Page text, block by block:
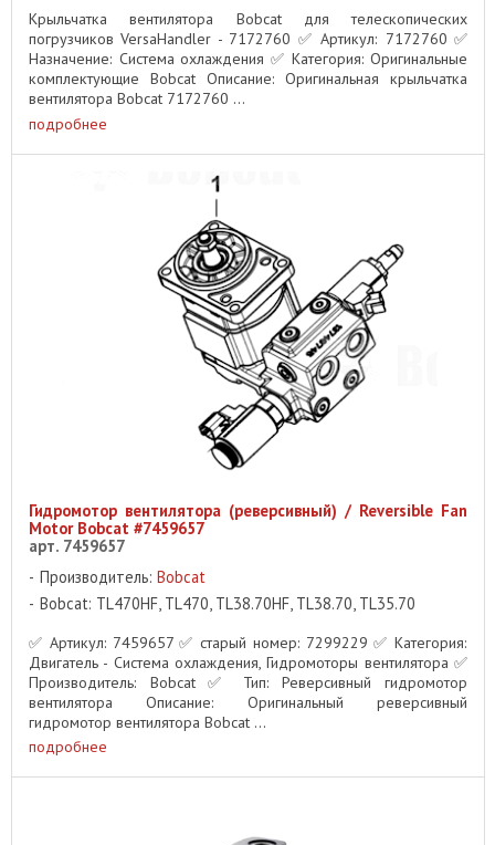
Крыльчатка вентилятора Bobcat для телескопических
погрузчиков VersaHandler - 7172760 ✅ Артикул: 7172760 ✅
Назначение: Система охлаждения ✅ Категория: Оригинальные
комплектующие Bobcat Описание: Оригинальная крыльчатка
вентилятора Bobcat 7172760 ...
подробнее
Гидромотор вентилятора (реверсивный) / Reversible Fan
Motor Bobcat #7459657
арт. 7459657
Производитель: Bobcat
Bobcat: TL470HF, TL470, TL38.70HF, TL38.70, TL35.70
✅ Артикул: 7459657 ✅ старый номер: 7299229 ✅ Категория:
Двигатель - Система охлаждения, Гидромоторы вентилятора ✅
Производитель: Bobcat ✅ Тип: Реверсивный гидромотор
вентилятора Описание: Оригинальный реверсивный
гидромотор вентилятора Bobcat ...
подробнее